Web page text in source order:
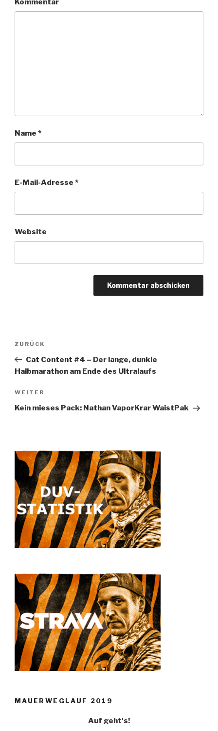
Kommentar
Name *
E-Mail-Adresse *
Website
Beitragsnavigation
Vorheriger
Beitrag
ZURÜCK
Cat Content #4 – Der lange, dunkle
Halbmarathon am Ende des Ultralaufs
Nächster
Beitrag
WEITER
Kein mieses Pack: Nathan VaporKrar WaistPak
MAUERWEGLAUF 2019
Auf geht's!